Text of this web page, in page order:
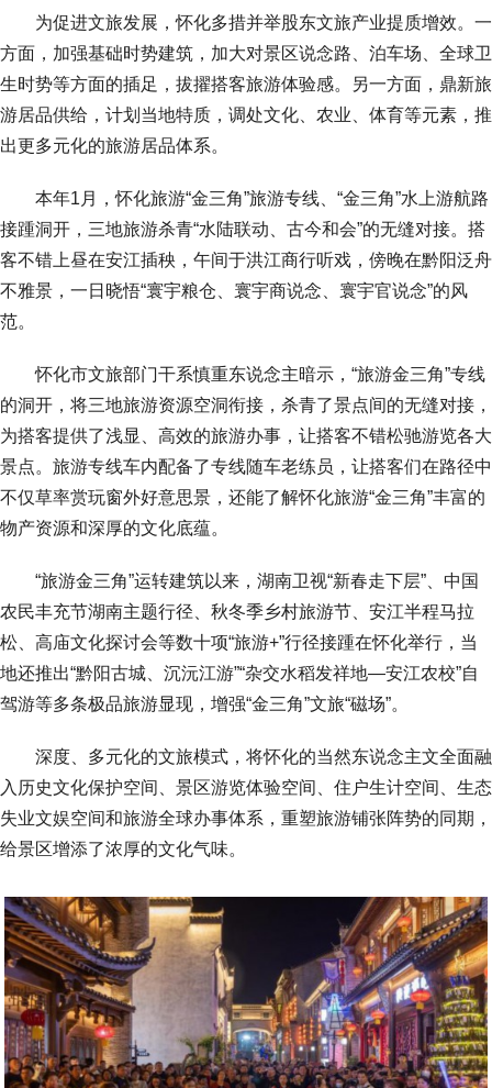
为促进文旅发展，怀化多措并举股东文旅产业提质增效。一
方面，加强基础时势建筑，加大对景区说念路、泊车场、全球卫
生时势等方面的插足，拔擢搭客旅游体验感。另一方面，鼎新旅
游居品供给，计划当地特质，调处文化、农业、体育等元素，推
出更多元化的旅游居品体系。
本年1月，怀化旅游“金三角”旅游专线、“金三角”水上游航路
接踵洞开，三地旅游杀青“水陆联动、古今和会”的无缝对接。搭
客不错上昼在安江插秧，午间于洪江商行听戏，傍晚在黔阳泛舟
不雅景，一日晓悟“寰宇粮仓、寰宇商说念、寰宇官说念”的风
范。
怀化市文旅部门干系慎重东说念主暗示，“旅游金三角”专线
的洞开，将三地旅游资源空洞衔接，杀青了景点间的无缝对接，
为搭客提供了浅显、高效的旅游办事，让搭客不错松驰游览各大
景点。旅游专线车内配备了专线随车老练员，让搭客们在路径中
不仅草率赏玩窗外好意思景，还能了解怀化旅游“金三角”丰富的
物产资源和深厚的文化底蕴。
“旅游金三角”运转建筑以来，湖南卫视“新春走下层”、中国
农民丰充节湖南主题行径、秋冬季乡村旅游节、安江半程马拉
松、高庙文化探讨会等数十项“旅游+”行径接踵在怀化举行，当
地还推出“黔阳古城、沉沅江游”“杂交水稻发祥地—安江农校”自
驾游等多条极品旅游显现，增强“金三角”文旅“磁场”。
深度、多元化的文旅模式，将怀化的当然东说念主文全面融
入历史文化保护空间、景区游览体验空间、住户生计空间、生态
失业文娱空间和旅游全球办事体系，重塑旅游铺张阵势的同期，
给景区增添了浓厚的文化气味。